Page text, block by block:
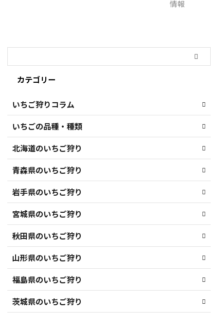
カテゴリー
いちご狩りコラム
いちごの品種・種類
北海道のいちご狩り
青森県のいちご狩り
岩手県のいちご狩り
宮城県のいちご狩り
秋田県のいちご狩り
山形県のいちご狩り
福島県のいちご狩り
茨城県のいちご狩り